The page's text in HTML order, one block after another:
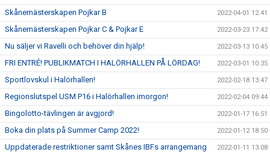
Skånemästerskapen Pojkar B 2022-04-01 12:41
Skånemästerskapen Pojkar C & Pojkar E 2022-03-23 17:42
Nu säljer vi Ravelli och behöver din hjälp! 2022-03-13 10:45
FRI ENTRÉ! PUBLIKMATCH I HALÖRHALLEN PÅ LÖRDAG! 2022-03-01 10:35
Sportlovskul i Halörhallen! 2022-02-18 13:47
Regionslutspel USM P16 i Halörhallen imorgon! 2022-02-04 09:44
Bingolotto-tävlingen är avgjord! 2022-01-17 16:51
Boka din plats på Summer Camp 2022! 2022-01-12 18:50
Uppdaterade restriktioner samt Skånes IBFs arrangemang 2022-01-11 13:08